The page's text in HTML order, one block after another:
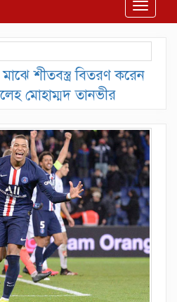
Toggle
শীতবস্ত্র বিতরণ করেন
মোহাম্মদ তানভীর